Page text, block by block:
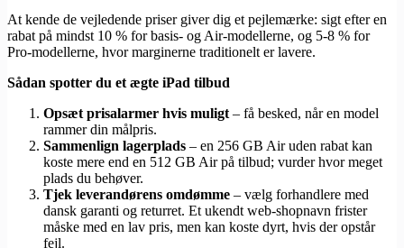
At kende de vejledende priser giver dig et pejlemærke: sigt efter en
rabat på mindst 10 % for basis- og Air-modellerne, og 5-8 % for
Pro-modellerne, hvor marginerne traditionelt er lavere.
Sådan spotter du et ægte iPad tilbud
Opsæt prisalarmer hvis muligt – få besked, når en model
rammer din målpris.
Sammenlign lagerplads – en 256 GB Air uden rabat kan
koste mere end en 512 GB Air på tilbud; vurder hvor meget
plads du behøver.
Tjek leverandørens omdømme – vælg forhandlere med
dansk garanti og returret. Et ukendt web-shopnavn frister
måske med en lav pris, men kan koste dyrt, hvis der opstår
fejl.